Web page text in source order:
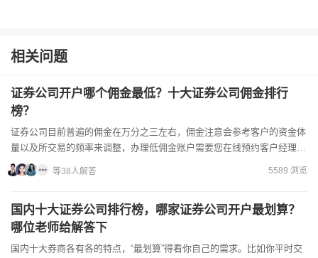
相关问题
证券公司开户哪个佣金最低？十大证券公司佣金排行
榜？
证券公司目前普遍的佣金在万分之三左右，佣金注意会参考客户的资金体
量以及所交易的频率来调整，办理低佣金账户需要您在线预约客户经理进
行申请，因为线上的客户经理手里有优惠。现在网上即可办理开...
等38人解答 5589 浏览
国内十大证券公司排行榜，哪家证券公司开户最划算？
哪位老师给解答下
国内十大券商各有各的特点，“最划算”得看你自己的需求。比如你平时交